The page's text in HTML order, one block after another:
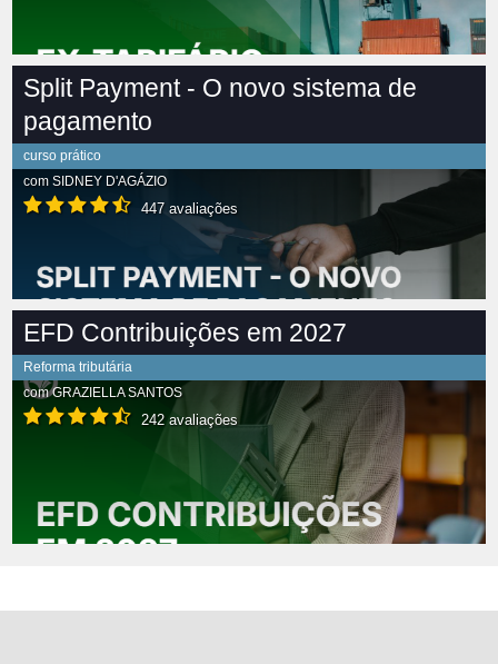
Split Payment - O novo sistema de
pagamento
curso prático
com SIDNEY D'AGÁZIO
447 avaliações
EFD Contribuições em 2027
Reforma tributária
comGRAZIELLA SANTOS
242 avaliações